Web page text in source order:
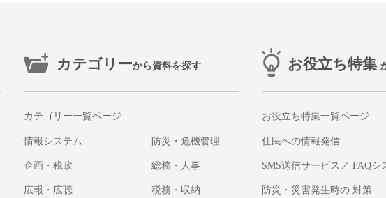
カテゴリーから資料を探す
カテゴリー一覧ページ
情報システム
企画・税政
広報・広聴
防災・危機管理
総務・人事
税務・収納
お役立ち特集
お役立ち特集一覧ページ
住民への情報発信
SMS送信サービス／ FAQシ
防災・災害発生時の 対策